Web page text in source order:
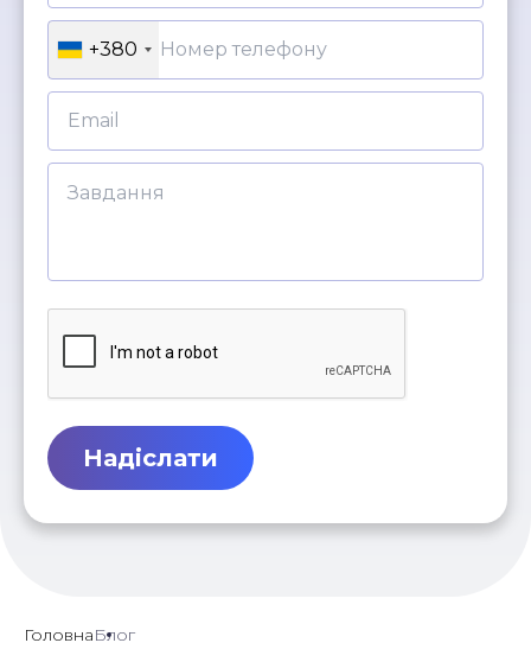
+380
Надіслати
ГоловнаБлог